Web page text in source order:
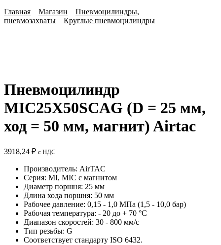
Главная Магазин
Пневмоцилиндры,
пневмозахваты
Круглые пневмоцилиндры
Пневмоцилиндр
MIC25X50SCAG (D = 25 мм,
ход = 50 мм, магнит) Airtac
3918,24 ₽ с НДС
Производитель: AirTAC
Серия: MI, MIC с магнитом
Диаметр поршня: 25 мм
Длина хода поршня: 50 мм
Рабочее давление: 0,15 - 1,0 МПа (1,5 - 10,0 бар)
Рабочая температура: - 20 до + 70 °C
Диапазон скоростей: 30 - 800 мм/с
Тип резьбы: G
Соответствует стандарту ISO 6432.